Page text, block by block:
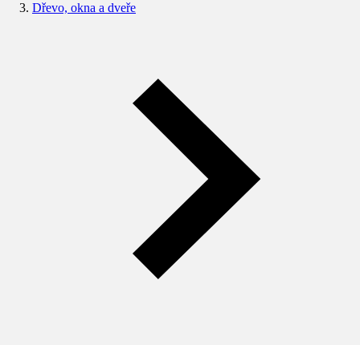
Dřevo, okna a dveře